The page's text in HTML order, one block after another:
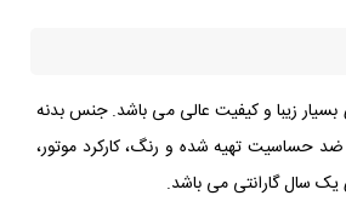
زیبا و کیفیت عالی می باشد. جنس بدنه
حساسیت تهیه شده و رنگ، کارکرد موتور،
سال گارانتی می باشد.